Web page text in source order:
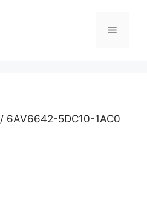
Menu
/ 6AV6642-5DC10-1AC0